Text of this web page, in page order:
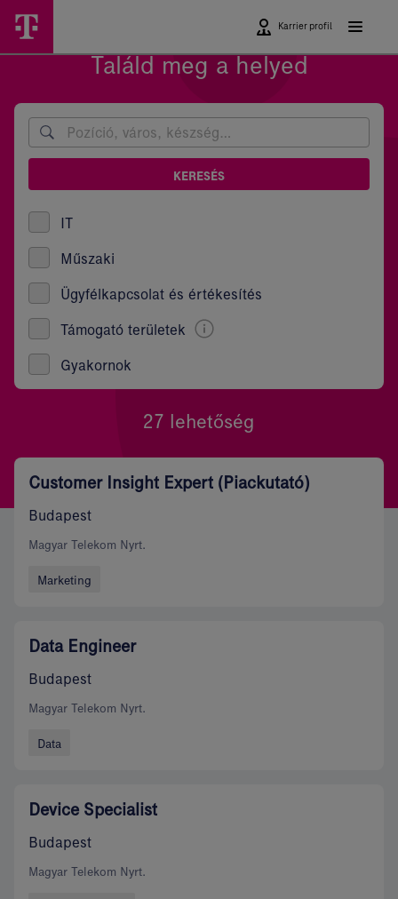
Telekom
Karrier:
pozíciók
állásajánlatok
Főmenü
lehetőségek
Karrier profil
Találd meg a helyed
KERESÉS
IT
Műszaki
Ügyfélkapcsolat és értékesítés
Támogató területek
Gyakornok
27 lehetőség
Customer Insight Expert (Piackutató)
Budapest
Magyar Telekom Nyrt.
Marketing
Data Engineer
Budapest
Magyar Telekom Nyrt.
Data
Device Specialist
Budapest
Magyar Telekom Nyrt.